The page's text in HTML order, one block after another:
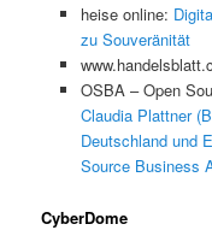
heise online:
zu Souveränität
OSBA – Open
Claudia Plattner
Deutschland und
Source Business
CyberDome